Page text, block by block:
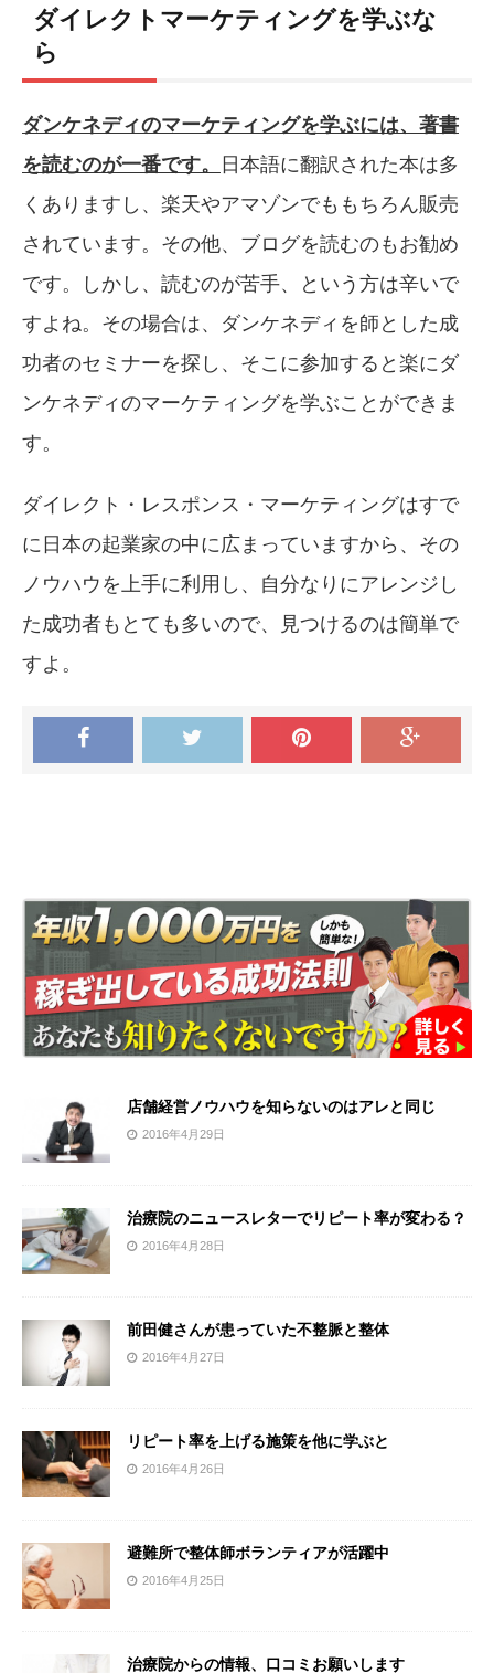
ダイレクトマーケティングを学ぶな
ら
ダンケネディのマーケティングを学ぶには、著書
を読むのが一番です。
日本語に翻訳された本は多
くありますし、楽天やアマゾンでももちろん販売
されています。その他、ブログを読むのもお勧め
です。しかし、読むのが苦手、という方は辛いで
すよね。その場合は、ダンケネディを師とした成
功者のセミナーを探し、そこに参加すると楽にダ
ンケネディのマーケティングを学ぶことができま
す。
ダイレクト・レスポンス・マーケティングはすで
に日本の起業家の中に広まっていますから、その
ノウハウを上手に利用し、自分なりにアレンジし
た成功者もとても多いので、見つけるのは簡単で
すよ。
店舗経営ノウハウを知らないのはアレと同じ
2016年4月29日
治療院のニュースレターでリピート率が変わる？
2016年4月28日
前田健さんが患っていた不整脈と整体
2016年4月27日
リピート率を上げる施策を他に学ぶと
2016年4月26日
避難所で整体師ボランティアが活躍中
2016年4月25日
治療院からの情報、口コミお願いします